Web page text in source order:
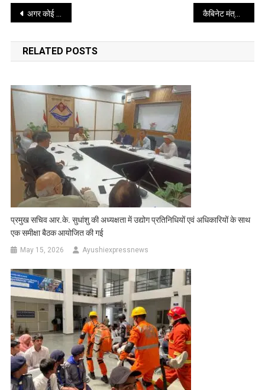
Post
navigation
अगर कोई परीक्षा के दौरान नकल करते या अनुचित साधन का उपयोग करते पकड़ा गया तो उसके खिलाफ सख्त कार्रवाई की जाएगी – मुख्य सचिव
RELATED POSTS
प्रमुख सचिव आर.के. सुधांशु की अध्यक्षता में उद्योग प्रतिनिधियों एवं अधिकारियों के साथ
एक समीक्षा बैठक आयोजित की गई
May 15, 2026 Ayushiexpressnews